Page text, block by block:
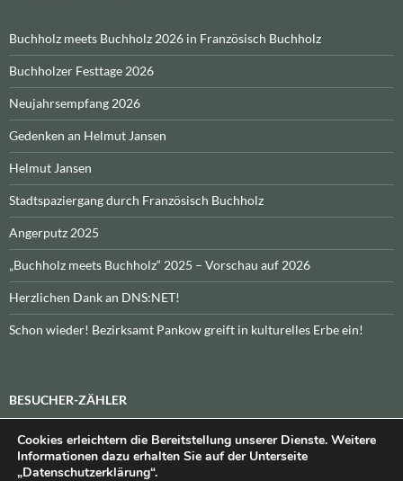
Buchholz meets Buchholz 2026 in Französisch Buchholz
Buchholzer Festtage 2026
Neujahrsempfang 2026
Gedenken an Helmut Jansen
Helmut Jansen
Stadtspaziergang durch Französisch Buchholz
Angerputz 2025
„Buchholz meets Buchholz“ 2025 – Vorschau auf 2026
Herzlichen Dank an DNS:NET!
Schon wieder! Bezirksamt Pankow greift in kulturelles Erbe ein!
BESUCHER-ZÄHLER
Heute:_\n\nInsgesamt:_
Cookies erleichtern die Bereitstellung unserer Dienste. Weitere
Informationen dazu erhalten Sie auf der Unterseite
„Datenschutzerklärung“.